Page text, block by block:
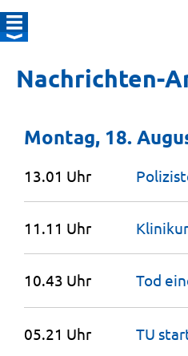
Nachrichten-
Montag, 18.
13.01 Uhr
11.11 Uhr
10.43 Uhr Tod
05.21 Uhr TU